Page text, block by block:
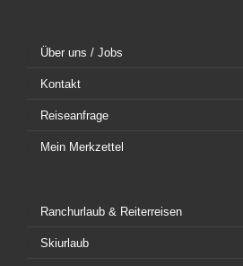
Über uns / Jobs
Kontakt
Reiseanfrage
Mein Merkzettel
Ranchurlaub & Reiterreisen
Skiurlaub